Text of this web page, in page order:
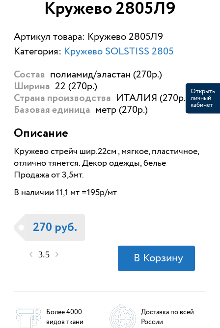
Кружево 2805Л9
Артикул товара: Кружево 2805Л9
Категория: Кружево SOLSTISS 2805
Состав полиамид/эластан (270р.)
Ширина 22 (270р.)
Страна производства ИТАЛИЯ (270р.)
Базовая единица метр (270р.)
Описание
Кружево стрейч шир.22см , мягкое, пластичное,
отлично тянется. Декор одежды, белье
Продажа от 3,5мт.
В наличии 11,1 мт =195р/мт
270 руб.
Более 4000
видов ткани
Доставка по всей
России
Открыть
личный
кабинет